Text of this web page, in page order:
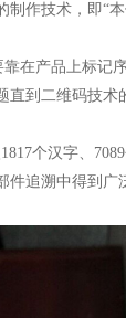
作技术，即“本
产品上标记
到二维码技术
个汉字、
追溯中得到广